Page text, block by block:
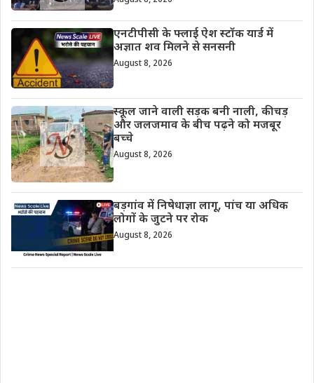
एनटीपीसी के फ्लाई ऐश स्टॉक यार्ड में
अज्ञात शव मिलने से सनसनी
August 8, 2026
स्कूल जाने वाली सड़क बनी नाली, कीचड़
और जलजमाव के बीच पढ़ने को मजबूर
बच्चे
August 8, 2026
बड़गांव में निषेधाज्ञा लागू, पांच या अधिक
लोगों के जुटने पर रोक
August 8, 2026